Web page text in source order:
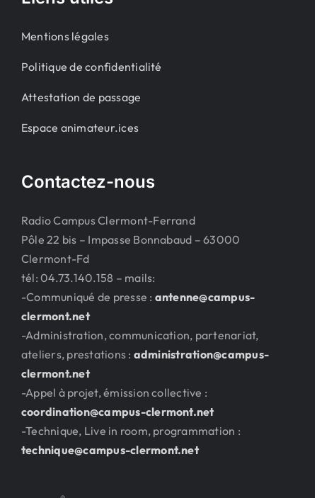
Mentions légales
Politique de confidentialité
Attestation de passage
Espace animateur.ices
Contactez-nous
Radio Campus Clermont-Ferrand
Pôle 22 bis – Impasse Bonnabaud – 63000
Clermont-Fd
tél: 04.73.140.158 – mails:
-Communiqué de presse : antenne@campus-
clermont.net
-Administration, communication, partenariat,
ateliers, prestations : administration@campus-
clermont.net
-Appel à projet, émission collective :
coordination@campus-clermont.net
-Technique, Live in room, programmation :
technique@campus-clermont.net